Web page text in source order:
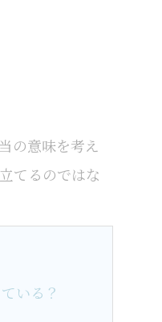
の意味を考え
てるのではな
いる？